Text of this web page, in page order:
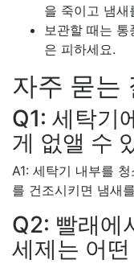
을 죽이고 냄새
보관할 때는
은 피하세요.
자주 묻는
Q1: 세탁기
게 없앨 수
A1: 세탁기 내부를
를 건조시키면 냄새
Q2: 빨래에
세제는 어